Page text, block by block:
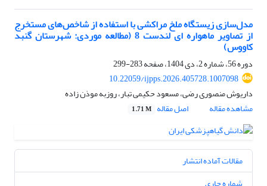
مدل‌سازی زیستگاه ملخ مراکشی با استفاده از شاخص‌های مستخرج
از تصاویر ماهواره ای لندست 8 (مطالعه موردی: شهرستان گنبد
کاووس)
دوره 56، شماره 2، دی 1404، صفحه
283-299
10.22059/ijpps.2026.405728.1007098
داریوش منصوری رضی، مسعود حکیمی تبار، روزبه موذن زاده
مشاهده مقاله
اصل مقاله 1.71 M
مقالات آماده انتشار